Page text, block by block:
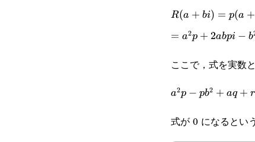
R(a + bi) = p(a +
=a^2p+2abpi-
= a2p + 2abpi − b
ここで，式を実数
a^2p-
a2p − pb2 + aq + r
式が 0 になるとい